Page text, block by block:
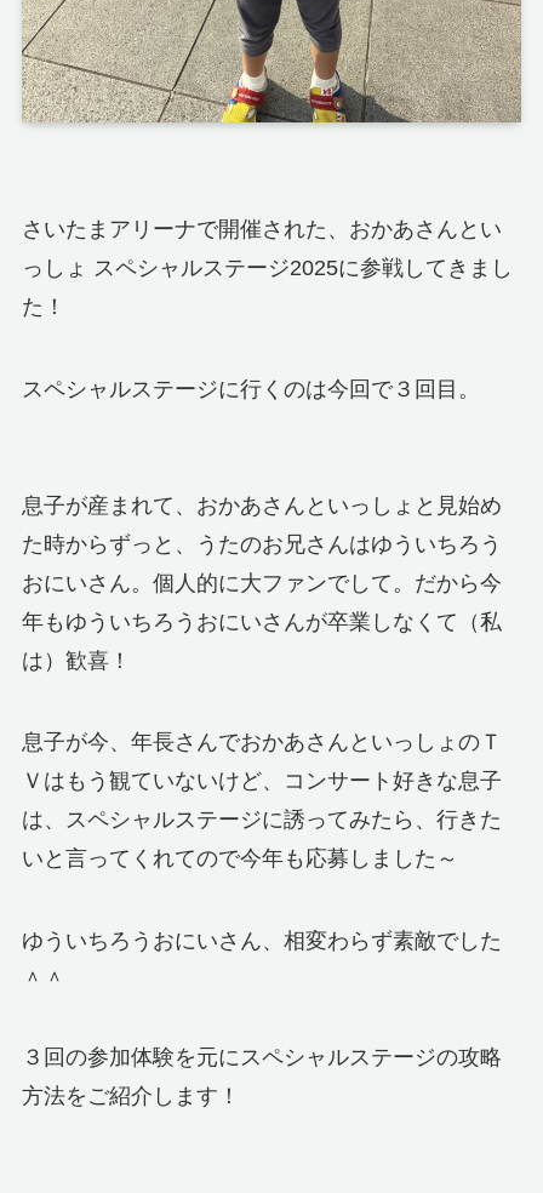
さいたまアリーナで開催された、おかあさんとい
っしょ スペシャルステージ2025に参戦してきまし
た！
スペシャルステージに行くのは今回で３回目。
息子が産まれて、おかあさんといっしょと見始め
た時からずっと、うたのお兄さんはゆういちろう
おにいさん。個人的に大ファンでして。だから今
年もゆういちろうおにいさんが卒業しなくて（私
は）歓喜！
息子が今、年長さんでおかあさんといっしょのＴ
Ｖはもう観ていないけど、コンサート好きな息子
は、スペシャルステージに誘ってみたら、行きた
いと言ってくれてので今年も応募しました～
ゆういちろうおにいさん、相変わらず素敵でした
＾＾
３回の参加体験を元にスペシャルステージの攻略
方法をご紹介します！